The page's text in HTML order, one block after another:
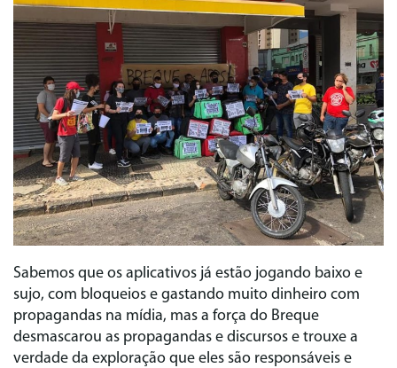
Sabemos que os aplicativos já estão jogando baixo e
sujo, com bloqueios e gastando muito dinheiro com
propagandas na mídia, mas a força do Breque
desmascarou as propagandas e discursos e trouxe a
verdade da exploração que eles são responsáveis e